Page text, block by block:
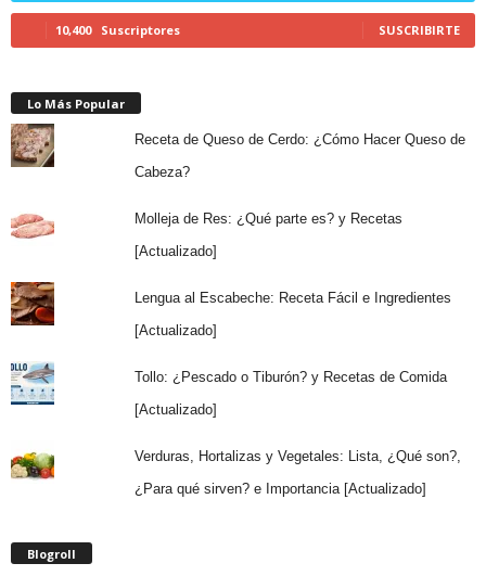
10,400 Suscriptores SUSCRIBIRTE
Lo Más Popular
Receta de Queso de Cerdo: ¿Cómo Hacer Queso de
Cabeza?
Molleja de Res: ¿Qué parte es? y Recetas
[Actualizado]
Lengua al Escabeche: Receta Fácil e Ingredientes
[Actualizado]
Tollo: ¿Pescado o Tiburón? y Recetas de Comida
[Actualizado]
Verduras, Hortalizas y Vegetales: Lista, ¿Qué son?,
¿Para qué sirven? e Importancia [Actualizado]
Blogroll